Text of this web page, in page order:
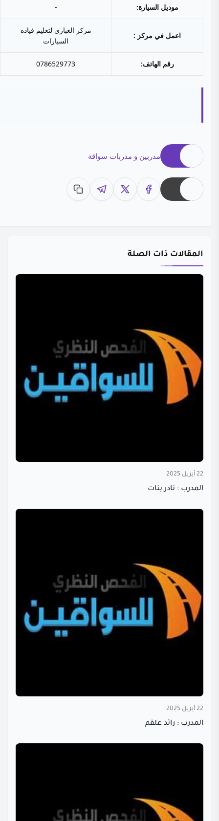
موديل السيارة: -
اعمل في مركز :
مركز الغباري لتعليم قياده
السيارات
رقم الهاتف: 0786529773
مدربين و مدربات سواقة
المقالات ذات الصلة
22 أبريل 2025
المدرب : نادر بنات
22 أبريل 2025
المدرب : رائد علقم